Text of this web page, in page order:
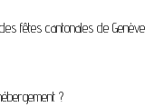
fêtes cantonales de Genève
?